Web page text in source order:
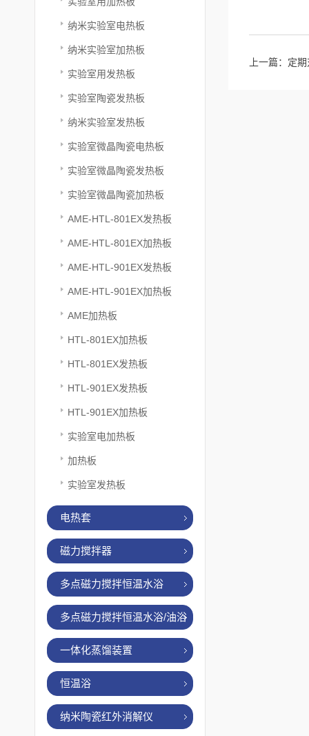
纳米实验室电热板
纳米实验室加热板
实验室用发热板
实验室陶瓷发热板
纳米实验室发热板
实验室微晶陶瓷电热板
实验室微晶陶瓷发热板
实验室微晶陶瓷加热板
AME-HTL-801EX发热板
AME-HTL-801EX加热板
AME-HTL-901EX发热板
AME-HTL-901EX加热板
AME加热板
HTL-801EX加热板
HTL-801EX发热板
HTL-901EX发热板
HTL-901EX加热板
实验室电加热板
加热板
实验室发热板
电热套
磁力搅拌器
多点磁力搅拌恒温水浴
多点磁力搅拌恒温水浴/油浴
一体化蒸馏装置
恒温浴
纳米陶瓷红外消解仪
上一篇： 定期